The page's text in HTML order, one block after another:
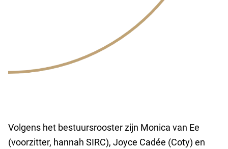
Volgens het bestuursrooster zijn Monica van Ee
(voorzitter, hannah SIRC), Joyce Cadée (Coty) en